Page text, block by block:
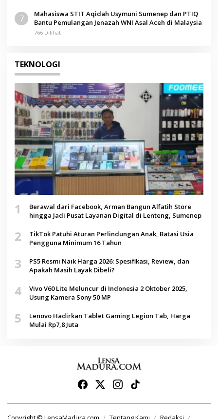
7
Mahasiswa STIT Aqidah Usymuni Sumenep dan PTIQ
Bantu Pemulangan Jenazah WNI Asal Aceh di Malaysia
766 Dilihat
TEKNOLOGI
1
Berawal dari Facebook, Arman Bangun Alfatih Store
hingga Jadi Pusat Layanan Digital di Lenteng, Sumenep
2
TikTok Patuhi Aturan Perlindungan Anak, Batasi Usia
Pengguna Minimum 16 Tahun
3
PS5 Resmi Naik Harga 2026: Spesifikasi, Review, dan
Apakah Masih Layak Dibeli?
4
Vivo V60 Lite Meluncur di Indonesia 2 Oktober 2025,
Usung Kamera Sony 50 MP
5
Lenovo Hadirkan Tablet Gaming Legion Tab, Harga
Mulai Rp7,8 Juta